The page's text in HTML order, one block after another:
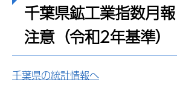
千葉県鉱工業指数月
注意（令和2年基準）
千葉県の統計情報へ